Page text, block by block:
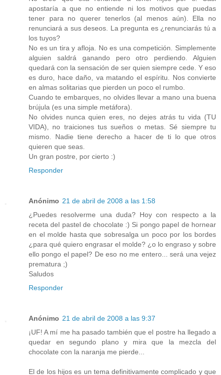
apostaría a que no entiende ni los motivos que puedas
tener para no querer tenerlos (al menos aún). Ella no
renunciará a sus deseos. La pregunta es ¿renunciarás tú a
los tuyos?
No es un tira y afloja. No es una competición. Simplemente
alguien saldrá ganando pero otro perdiendo. Alguien
quedará con la sensación de ser quien siempre cede. Y eso
es duro, hace daño, va matando el espíritu. Nos convierte
en almas solitarias que pierden un poco el rumbo.
Cuando te embarques, no olvides llevar a mano una buena
brújula (es una simple metáfora).
No olvides nunca quien eres, no dejes atrás tu vida (TU
VIDA), no traiciones tus sueños o metas. Sé siempre tu
mismo. Nadie tiene derecho a hacer de ti lo que otros
quieren que seas.
Un gran postre, por cierto :)
Responder
Anónimo 21 de abril de 2008 a las 1:58
¿Puedes resolverme una duda? Hoy con respecto a la
receta del pastel de chocolate :) Si pongo papel de hornear
en el molde hasta que sobresalga un poco por los bordes
¿para qué quiero engrasar el molde? ¿o lo engraso y sobre
ello pongo el papel? De eso no me entero... será una vejez
prematura ;)
Saludos
Responder
Anónimo 21 de abril de 2008 a las 9:37
¡UF! A mí me ha pasado también que el postre ha llegado a
quedar en segundo plano y mira que la mezcla del
chocolate con la naranja me pierde...
El de los hijos es un tema definitivamente complicado y que